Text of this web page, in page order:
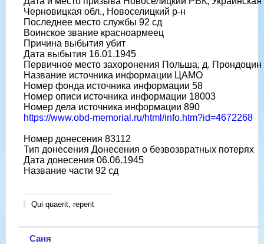
Черновицкая обл., Новоселицкий р-н
Последнее место службы 92 сд
Воинское звание красноармеец
Причина выбытия убит
Дата выбытия 16.01.1945
Первичное место захоронения Польша, д. Прондоцин
Название источника информации ЦАМО
Номер фонда источника информации 58
Номер описи источника информации 18003
Номер дела источника информации 890
https://www.obd-memorial.ru/html/info.htm?id=4672268
Номер донесения 83112
Тип донесения Донесения о безвозвратных потерях
Дата донесения 06.06.1945
Название части 92 сд
Qui quaerit, reperit
Саня